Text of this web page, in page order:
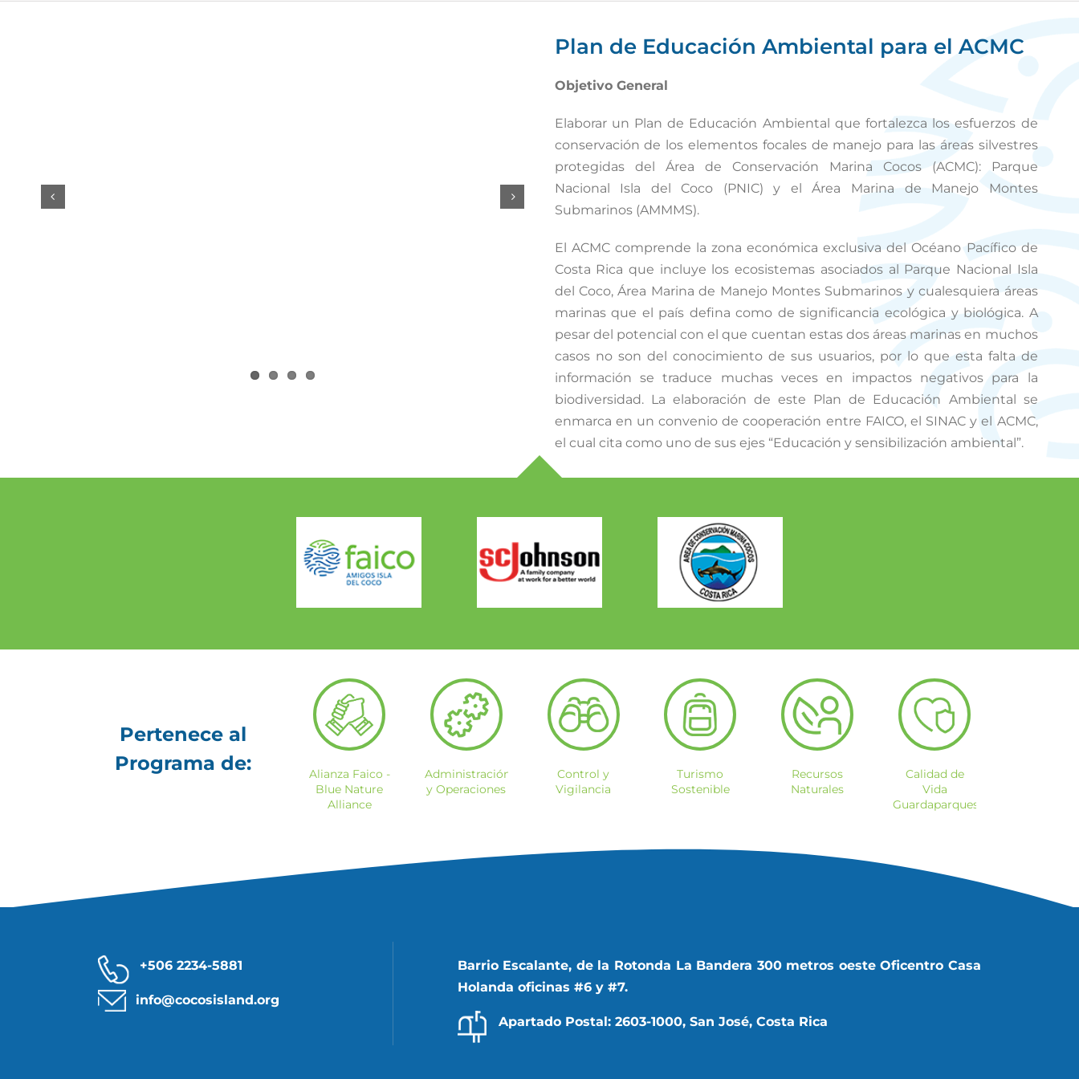
Plan de Educación Ambiental para el ACMC
Objetivo General
Elaborar un Plan de Educación Ambiental que fortalezca los esfuerzos de
conservación de los elementos focales de manejo para las áreas silvestres
protegidas del Área de Conservación Marina Cocos (ACMC): Parque
Nacional Isla del Coco (PNIC) y el Área Marina de Manejo Montes
Submarinos (AMMMS).
El ACMC comprende la zona económica exclusiva del Océano Pacífico de
Costa Rica que incluye los ecosistemas asociados al Parque Nacional Isla
del Coco, Área Marina de Manejo Montes Submarinos y cualesquiera áreas
marinas que el país defina como de significancia ecológica y biológica. A
pesar del potencial con el que cuentan estas dos áreas marinas en muchos
casos no son del conocimiento de sus usuarios, por lo que esta falta de
información se traduce muchas veces en impactos negativos para la
biodiversidad. La elaboración de este Plan de Educación Ambiental se
enmarca en un convenio de cooperación entre FAICO, el SINAC y el ACMC,
el cual cita como uno de sus ejes “Educación y sensibilización ambiental”.
Pertenece al
Programa de:
Alianza Faico -
Blue Nature
Alliance
Administración
y Operaciones
Control y
Vigilancia
Turismo
Sostenible
Recursos
Naturales
Calidad de
Vida
Guardaparques
+506 2234-5881
info@cocosisland.org
Barrio Escalante, de la Rotonda La Bandera 300 metros oeste Oficentro Casa
Holanda oficinas #6 y #7.
Apartado Postal: 2603-1000, San José, Costa Rica